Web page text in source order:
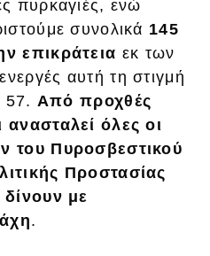
πυρκαγιές, ενώ
συνολικά 145
επικράτεια εκ των
αυτή τη στιγμή
57. Από προχθές
ανασταλεί όλες οι
του Πυροσβεστικού
Προστασίας
με
.